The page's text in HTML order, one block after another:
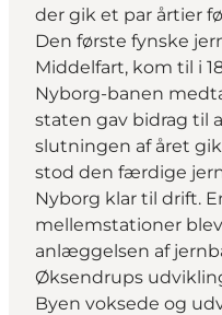
der gik et par årtier
Den første fynske
Middelfart, kom til i
Nyborg-banen
staten gav bidrag til
slutningen af året
stod den færdige
Nyborg klar til drift.
mellemstationer
anlæggelsen af
Øksendrups
Byen voksede og